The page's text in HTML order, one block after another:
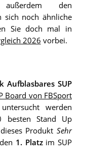
den
sich noch ähnliche
Sie doch mal in
2026 vorbei.
Aufblasbares SUP
Board von FBSport
werden
besten Stand Up
Produkt Sehr
1. Platzim SUP